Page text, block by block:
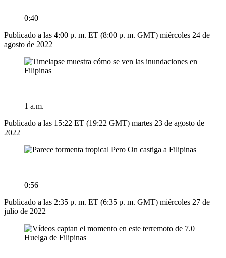
0:40
Publicado a las 4:00 p. m. ET (8:00 p. m. GMT) miércoles 24 de
agosto de 2022
1 a.m.
Publicado a las 15:22 ET (19:22 GMT) martes 23 de agosto de
2022
0:56
Publicado a las 2:35 p. m. ET (6:35 p. m. GMT) miércoles 27 de
julio de 2022